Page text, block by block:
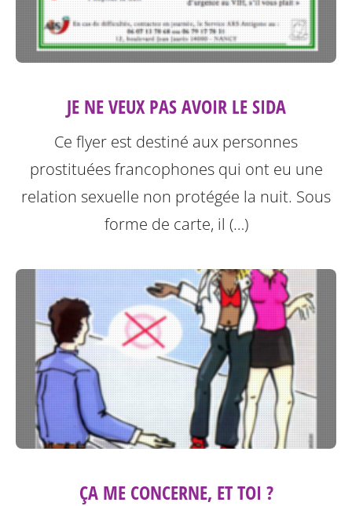
JE NE VEUX PAS AVOIR LE SIDA
Ce flyer est destiné aux personnes
prostituées francophones qui ont eu une
relation sexuelle non protégée la nuit. Sous
forme de carte, il (…)
ÇA ME CONCERNE, ET TOI ?